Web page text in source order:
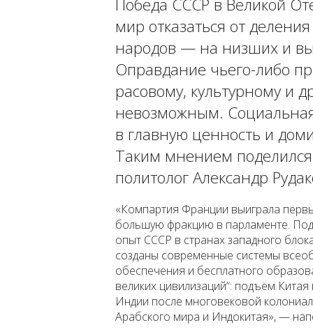
Победа СССР в Великой
мир отказаться от
народов — на низших и
Оправдание чьего-либо
расовому, культурному и
невозможным.
в главную ценность и
Таким мнением
политолог Александр
«Компартия Франции выиграла
большую фракцию в парламенте.
опыт СССР в странах западного
созданы современные системы
обеспечения и бесплатного
великих цивилизаций“: подъём
Индии после многовековой
Арабского мира и Индокитая», —